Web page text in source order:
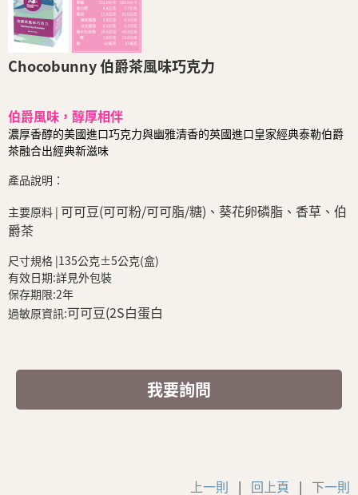
Chocobunny 伯爵茶風味巧克力
伯爵風味，醇厚相伴
濃厚香醇的美國進口巧克力與幽雅清香的英國進口皇家經典泰勒伯爵
茶融合出經典新滋味
產品說明：
主要原料 | 可可豆(可可粉/可可脂/糖)、葵花卵磷脂、香草、伯
爵茶
尺寸規格 |135公克±5公克(盒)
有效日期:詳見外包裝
保存期限:2年
過敏原資訊:可可豆(2S白蛋白
我要詢問
上一則 | 回上頁 | 下一則